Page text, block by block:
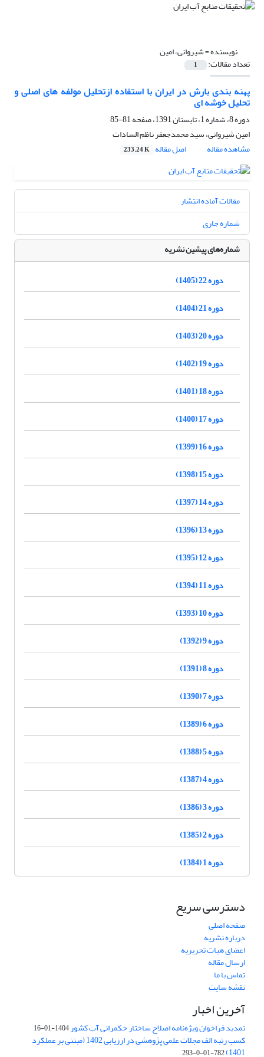
نویسنده =شیروانی، امین
تعداد مقالات: 1
پهنه بندی بارش در ایران با استفاده ازتحلیل مولفه های اصلی و
تحلیل خوشه ای
دوره 8، شماره 1، تابستان 1391، صفحه
81-85
امین شیروانی، سید محمدجعفر ناظم السادات
مشاهده مقاله
اصل مقاله 233.24 K
مقالات آماده انتشار
شماره جاری
شماره‌های پیشین نشریه
دوره 22 (1405)
دوره 21 (1404)
دوره 20 (1403)
دوره 19 (1402)
دوره 18 (1401)
دوره 17 (1400)
دوره 16 (1399)
دوره 15 (1398)
دوره 14 (1397)
دوره 13 (1396)
دوره 12 (1395)
دوره 11 (1394)
دوره 10 (1393)
دوره 9 (1392)
دوره 8 (1391)
دوره 7 (1390)
دوره 6 (1389)
دوره 5 (1388)
دوره 4 (1387)
دوره 3 (1386)
دوره 2 (1385)
دوره 1 (1384)
دسترسی سریع
صفحه اصلی
درباره نشریه
اعضای هیات تحریریه
ارسال مقاله
تماس با ما
نقشه سایت
آخرین اخبار
تمدید فراخوان ویژه‌نامه اصلاح ساختار حکمرانی آب کشور1404-01-16
کسب رتبه الف مجلات علمی پژوهشی در ارزیابی 1402 (مبتنی بر عملکرد
1401)
782-01-0-293